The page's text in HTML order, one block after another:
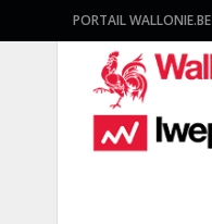
PORTAIL WALLONIE.BE